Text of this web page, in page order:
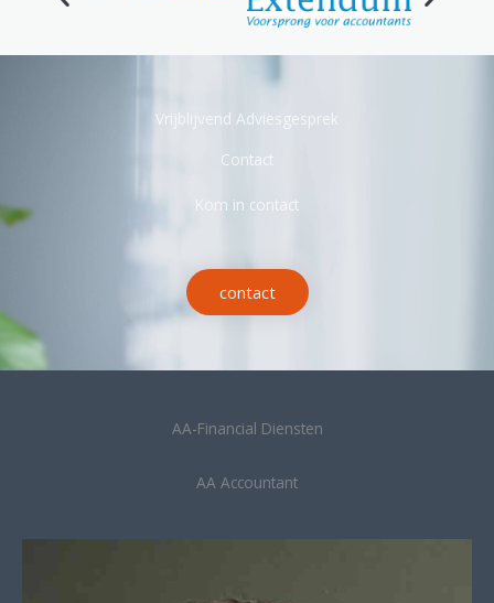
Vrijblijvend Adviesgesprek
Contact
Kom in contact
contact
AA-Financial Diensten
AA Accountant